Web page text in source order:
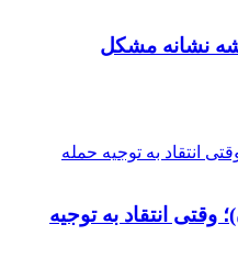
نشانه مشکل
وقتی انتقاد به توجیه